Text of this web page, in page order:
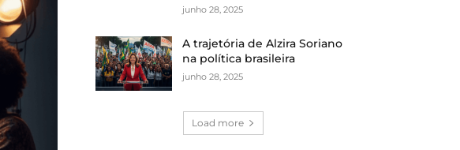
junho 28, 2025
A trajetória de Alzira Soriano
na política brasileira
junho 28, 2025
Load more